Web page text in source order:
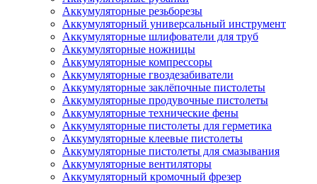
Аккумуляторные резьборезы
Аккумуляторный универсальный инструмент
Аккумуляторные шлифователи для труб
Аккумуляторные ножницы
Аккумуляторные компрессоры
Аккумуляторные гвоздезабиватели
Аккумуляторные заклёпочные пистолеты
Аккумуляторные продувочные пистолеты
Аккумуляторные технические фены
Аккумуляторные пистолеты для герметика
Аккумуляторные клеевые пистолеты
Аккумуляторные пистолеты для смазывания
Аккумуляторные вентиляторы
Аккумуляторный кромочный фрезер